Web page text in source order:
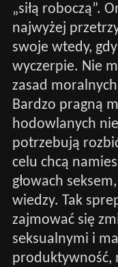
„siłą roboczą”.
najwyżej
swoje wtedy,
wyczerpie. Nie
zasad
Bardzo pragną
hodowlanych
potrzebują
celu chcą
głowach
wiedzy. Tak
zajmować się
seksualnymi i
produktywność,